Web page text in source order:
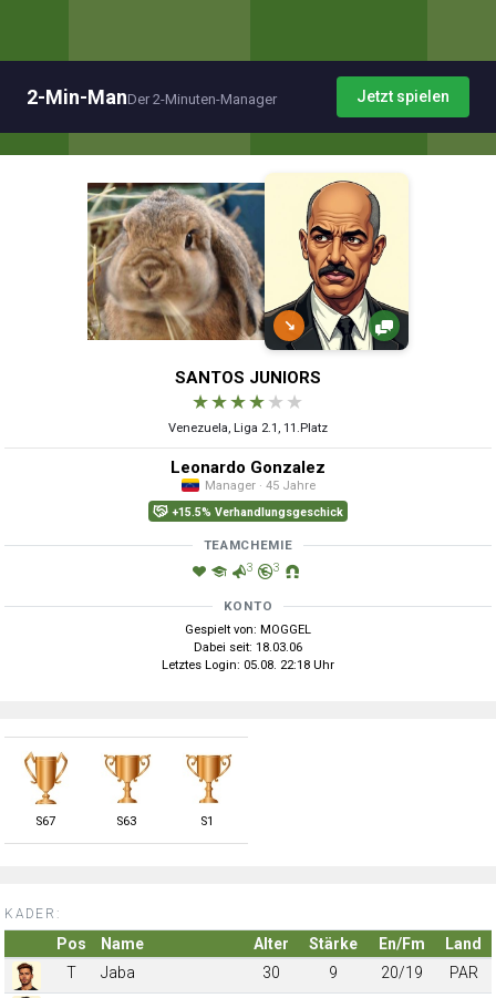
2-Min-ManDer 2-Minuten-Manager Jetzt spielen
↘
SANTOS JUNIORS
★★★★★ ★
Venezuela, Liga 2.1, 11.Platz
Leonardo Gonzalez
Manager · 45 Jahre
+15.5% Verhandlungsgeschick
TEAMCHEMIE
3 3
KONTO
Gespielt von: MOGGEL
Dabei seit: 18.03.06
Letztes Login: 05.08. 22:18 Uhr
S67 S63 S1
KADER:
Pos Name Alter Stärke En/Fm
Land
T
Jaba 30 9 20/19
PAR